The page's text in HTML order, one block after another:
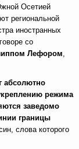
Осетией
региональной
иностранных
со
Лефором,
абсолютно
режима
заведомо
границы
слова которого